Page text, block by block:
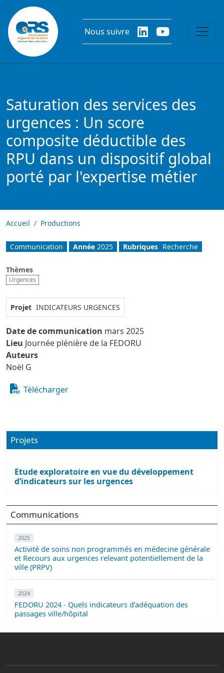
Aller au contenu principal
Nous suivre
Saturation des services des
urgences : Un score
composite déductible des
RPU dans un dispositif global
porté par l'expertise métier
Accueil Productions
Communication Année 2025 Rubriques Recherche
Thèmes
Urgences
Projet INDICATEURS URGENCES
Date de communication mars 2025
Lieu Journée plénière de la FEDORU
Auteurs
Noël G
Télécharger
Projets
Etude exploratoire en vue du développement
d’indicateurs sur les urgences
Communications
2025
Activité de soins non programmés en médecine générale
et Recours aux urgences relevant potentiellement de la
ville (PRPV)
2024
FEDORU 2024 - Quels indicateurs d’adéquation des
passages ville/hôpital